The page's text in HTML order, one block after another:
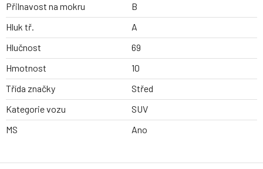
Přilnavost na mokru
B
Hluk tř.
A
Hlučnost
69
Hmotnost
10
Třída značky
Střed
Kategorie vozu
SUV
MS
Ano